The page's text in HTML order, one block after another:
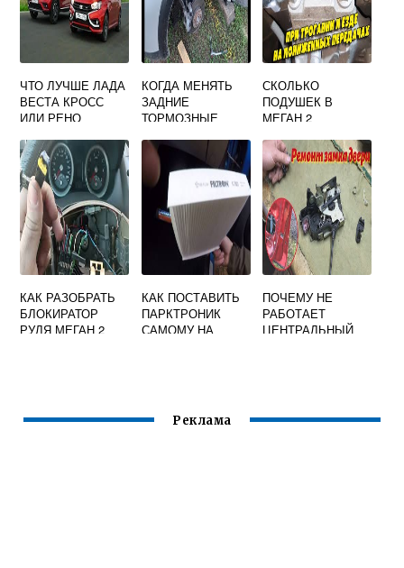
ЧТО ЛУЧШЕ ЛАДА
ВЕСТА КРОСС
ИЛИ РЕНО
КОГДА МЕНЯТЬ
ЗАДНИЕ
ТОРМОЗНЫЕ
РЕНО САНДЕРО
СТЕПВЕЙ
СКОЛЬКО
ПОДУШЕК В
МЕГАН 2
КАК РАЗОБРАТЬ
БЛОКИРАТОР
РУЛЯ МЕГАН 2
КАК ПОСТАВИТЬ
ПАРКТРОНИК
САМОМУ НА
ПОЧЕМУ НЕ
РАБОТАЕТ
ЦЕНТРАЛЬНЫЙ
Реклама